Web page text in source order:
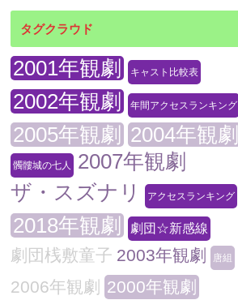
タグクラウド
2001年観劇 キャスト比較表
2002年観劇 年間アクセスランキング
2005年観劇 2004年観劇
髑髏城の七人
2007年観劇
ザ・スズナリ
アクセスランキング
2018年観劇 劇団☆新感線
劇団桟敷童子 2003年観劇 唐組
2006年観劇
2000年観劇